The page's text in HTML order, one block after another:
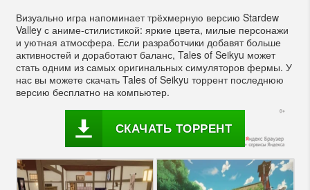
Визуально игра напоминает трёхмерную версию Stardew
Valley с аниме-стилистикой: яркие цвета, милые персонажи
и уютная атмосфера. Если разработчики добавят больше
активностей и доработают баланс, Tales of Seikyu может
стать одним из самых оригинальных симуляторов фермы. У
нас вы можете скачать Tales of Seikyu торрент последнюю
версию бесплатно на компьютер.
СКАЧАТЬ ТОРРЕНТ